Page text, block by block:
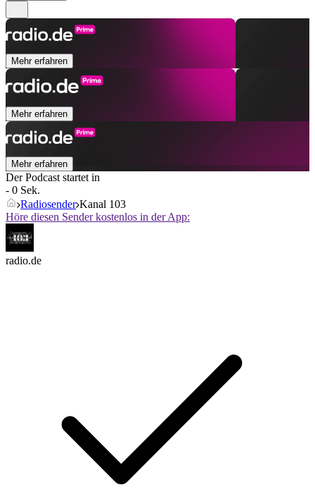
Mehr erfahren
Mehr erfahren
Mehr erfahren
Der Podcast startet in
- 0 Sek.
Radiosender Kanal 103
Höre diesen Sender kostenlos in der App:
radio.de